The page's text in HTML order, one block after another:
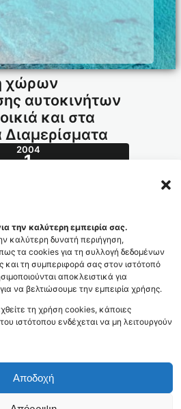
την καλύτερη εμπειρία σας.
καλύτερη δυνατή περιήγηση,
τα cookies για τη συλλογή δεδομένων
τη συμπεριφορά σας στον ιστότοπό
αποκλειστικά για
να βελτιώσουμε την εμπειρία χρήσης.
τη χρήση cookies, κάποιες
ιστότοπου ενδέχεται να μη λειτουργούν
Αποδοχή
χώρων
αυτοκινήτων
και στα
Διαμερίσματα
2004
1